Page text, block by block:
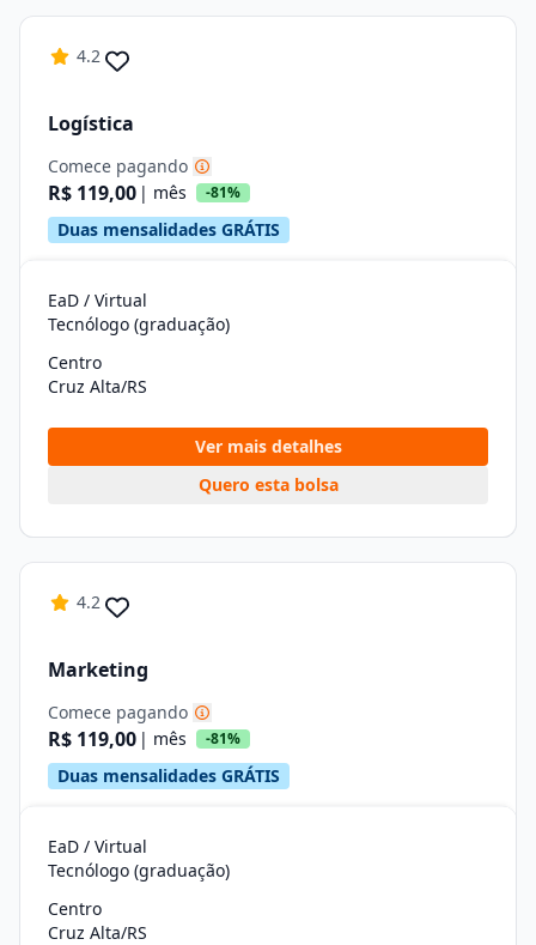
4.2
Logística
Comece pagando
R$ 119,00 | mês -81%
Duas mensalidades GRÁTIS
EaD / Virtual
Tecnólogo (graduação)
Centro
Cruz Alta/RS
Ver mais detalhes
Quero esta bolsa
4.2
Marketing
Comece pagando
R$ 119,00 | mês -81%
Duas mensalidades GRÁTIS
EaD / Virtual
Tecnólogo (graduação)
Centro
Cruz Alta/RS